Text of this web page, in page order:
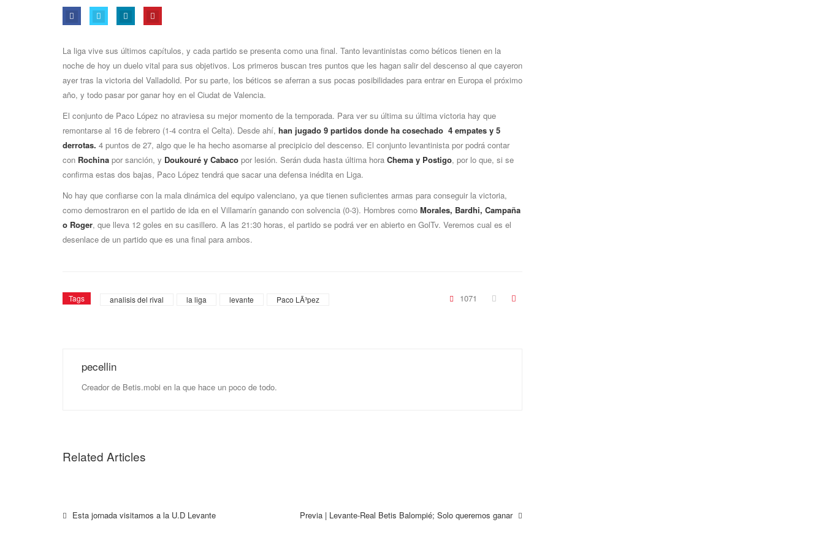
La liga vive sus últimos capítulos, y cada partido se presenta como una final. Tanto levantinistas como béticos tienen en la
noche de hoy un duelo vital para sus objetivos. Los primeros buscan tres puntos que les hagan salir del descenso al que cayeron
ayer tras la victoria del Valladolid. Por su parte, los béticos se aferran a sus pocas posibilidades para entrar en Europa el próximo
año, y todo pasar por ganar hoy en el Ciudat de Valencia.
El conjunto de Paco López no atraviesa su mejor momento de la temporada. Para ver su última su última victoria hay que
remontarse al 16 de febrero (1-4 contra el Celta). Desde ahí, han jugado 9 partidos donde ha cosechado 4 empates y 5
derrotas. 4 puntos de 27, algo que le ha hecho asomarse al precipicio del descenso. El conjunto levantinista por podrá contar
con Rochina por sanción, y Doukouré y Cabaco por lesión. Serán duda hasta última hora Chema y Postigo, por lo que, si se
confirma estas dos bajas, Paco López tendrá que sacar una defensa inédita en Liga.
No hay que confiarse con la mala dinámica del equipo valenciano, ya que tienen suficientes armas para conseguir la victoria,
como demostraron en el partido de ida en el Villamarín ganando con solvencia (0-3). Hombres como Morales, Bardhi, Campaña
o Roger, que lleva 12 goles en su casillero. A las 21:30 horas, el partido se podrá ver en abierto en GolTv. Veremos cual es el
desenlace de un partido que es una final para ambos.
Tags analisis del rival la liga levante Paco LÃ³pez 1071
pecellin
Creador de Betis.mobi en la que hace un poco de todo.
Related Articles
Esta jornada visitamos a la U.D Levante Previa | Levante-Real Betis Balompié; Solo queremos ganar